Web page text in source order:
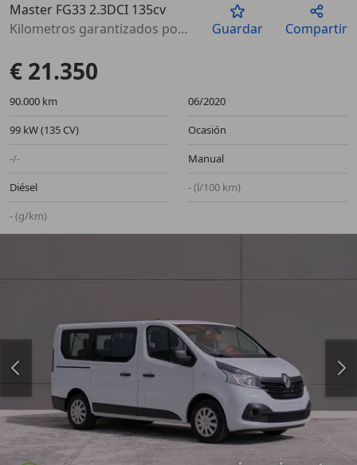
Anterior
Master FG33 2.3DCI 135cv
Kilometros garantizados por escrito
Guardar Compartir
€ 21.350
90.000 km
06/2020
99 kW (135 CV)
Ocasión
-/-
Manual
Diésel
- (l/100 km)
- (g/km)